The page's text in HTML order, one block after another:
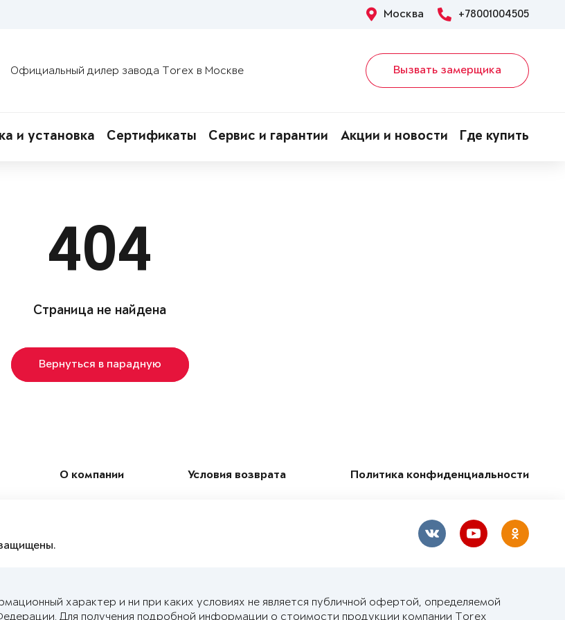
Москва +78001004505
Официальный дилер завода Torex в Москве Вызвать замерщика
и установка Сертификаты Сервис и гарантии Акции и новости Где купить
404
Страница не найдена
Вернуться в парадную
О компании Условия возврата Политика конфиденциальности
характер и ни при каких условиях не является публичной офертой, определяемой
Для получения подробной информации о стоимости продукции компании Torex